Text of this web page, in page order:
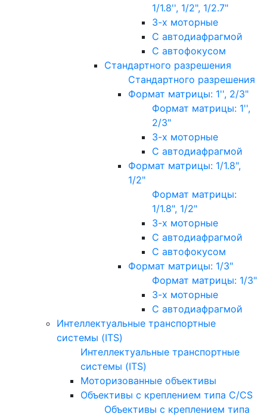
1/1.8'', 1/2", 1/2.7"
3-х моторные
С автодиафрагмой
С автофокусом
Стандартного разрешения
Стандартного разрешения
Формат матрицы: 1'', 2/3"
Формат матрицы: 1'',
2/3"
3-х моторные
С автодиафрагмой
Формат матрицы: 1/1.8",
1/2"
Формат матрицы:
1/1.8", 1/2"
3-х моторные
С автодиафрагмой
С автофокусом
Формат матрицы: 1/3"
Формат матрицы: 1/3"
3-х моторные
С автодиафрагмой
Интеллектуальные транспортные
системы (ITS)
Интеллектуальные транспортные
системы (ITS)
Моторизованные объективы
Объективы с креплением типа C/CS
Объективы с креплением типа